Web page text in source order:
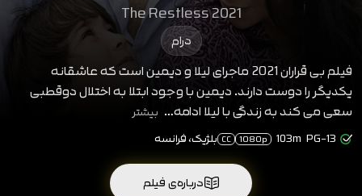
The Restless 2021
درام
فیلم بی قراران 2021 ماجرای لیلا و دیمین است که عاشقانه
یکدیگر را دوست دارند. دیمین با وجود ابتلا به اختلال دوقطبی
سعی می کند به زندگی با لیلا ادامه… بیشتر
PG-13
103m
1080p
CC بلژیک، فرانسه
درباره‌ی فیلم